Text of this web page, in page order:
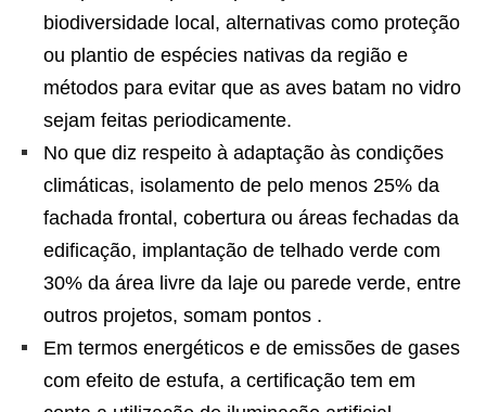
biodiversidade local, alternativas como proteção
ou plantio de espécies nativas da região e
métodos para evitar que as aves batam no vidro
sejam feitas periodicamente.
No que diz respeito à adaptação às condições
climáticas, isolamento de pelo menos 25% da
fachada frontal, cobertura ou áreas fechadas da
edificação, implantação de telhado verde com
30% da área livre da laje ou parede verde, entre
outros projetos, somam pontos .
Em termos energéticos e de emissões de gases
com efeito de estufa, a certificação tem em